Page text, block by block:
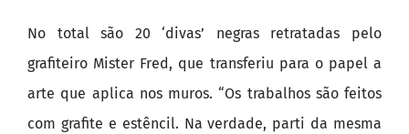
No total são 20 ‘divas’ negras retratadas pelo
grafiteiro Mister Fred, que transferiu para o papel a
arte que aplica nos muros. “Os trabalhos são feitos
com grafite e estêncil. Na verdade, parti da mesma